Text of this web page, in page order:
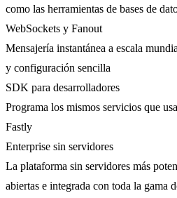
como las herramientas de bases de
WebSockets y Fanout
Mensajería instantánea a escala
y configuración sencilla
SDK para desarrolladores
Programa los mismos servicios que
Fastly
Enterprise sin servidores
La plataforma sin servidores más
abiertas e integrada con toda la gama